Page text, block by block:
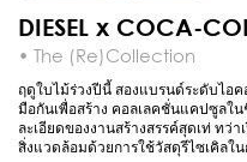
DIESEL x COCA-
• The (Re)Collection
ฤดูใบไม้ร่วงปีนี้ สองแบรนด์ระดับไอค
มือกันเพื่อสร้าง คอลเลคชั่นแคปซูลใน
ละเอียดของงานสร้างสรรค์สุดเท่ ทว่
สิ่งแวดล้อมด้วยการใช้วัสดุรีไซเคิลใน